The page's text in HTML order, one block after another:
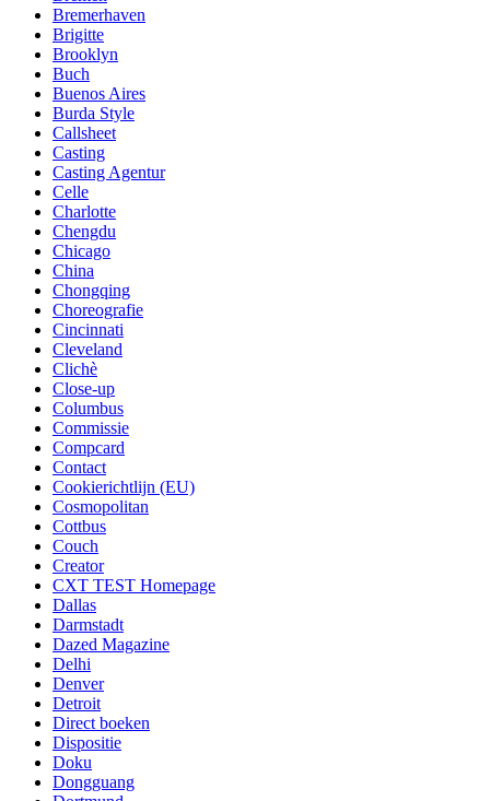
Bremerhaven
Brigitte
Brooklyn
Buch
Buenos Aires
Burda Style
Callsheet
Casting
Casting Agentur
Celle
Charlotte
Chengdu
Chicago
China
Chongqing
Choreografie
Cincinnati
Cleveland
Clichè
Close-up
Columbus
Commissie
Compcard
Contact
Cookierichtlijn (EU)
Cosmopolitan
Cottbus
Couch
Creator
CXT TEST Homepage
Dallas
Darmstadt
Dazed Magazine
Delhi
Denver
Detroit
Direct boeken
Dispositie
Doku
Dongguang